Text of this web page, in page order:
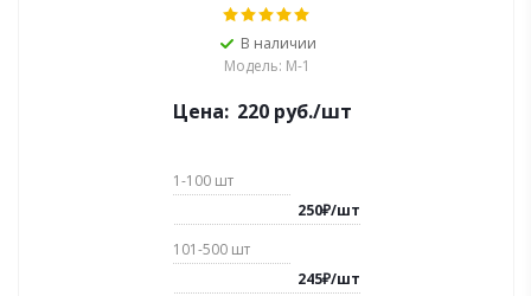
В наличии
Модель: М-1
Цена: 220 руб./шт
1-100 шт
250₽/шт
101-500 шт
245₽/шт